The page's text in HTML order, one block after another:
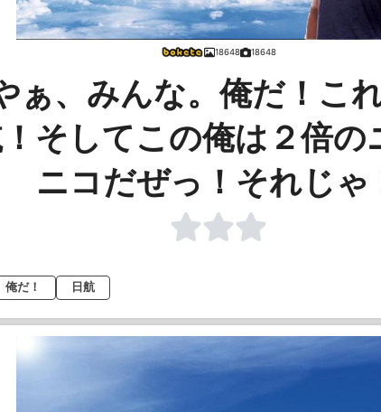
18648 18648
ぁ、みんな。俺だ！こ
そしてこの俺は２倍の
ニコだぜっ！それじゃ
俺だ！ 日航